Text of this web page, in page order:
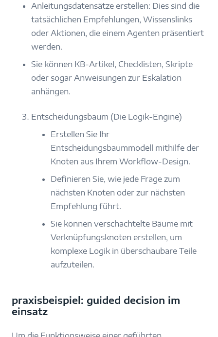
Anleitungsdatensätze erstellen: Dies sind die
tatsächlichen Empfehlungen, Wissenslinks
oder Aktionen, die einem Agenten präsentiert
werden.
Sie können KB-Artikel, Checklisten, Skripte
oder sogar Anweisungen zur Eskalation
anhängen.
Entscheidungsbaum (Die Logik-Engine)
Erstellen Sie Ihr
Entscheidungsbaummodell mithilfe der
Knoten aus Ihrem Workflow-Design.
Definieren Sie, wie jede Frage zum
nächsten Knoten oder zur nächsten
Empfehlung führt.
Sie können verschachtelte Bäume mit
Verknüpfungsknoten erstellen, um
komplexe Logik in überschaubare Teile
aufzuteilen.
praxisbeispiel: guided decision im
einsatz